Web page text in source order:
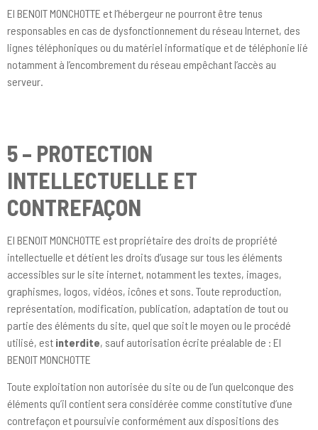
EI BENOIT MONCHOTTE et l’hébergeur ne pourront être tenus
responsables en cas de dysfonctionnement du réseau Internet, des
lignes téléphoniques ou du matériel informatique et de téléphonie lié
notamment à l’encombrement du réseau empêchant l’accès au
serveur.
5 – PROTECTION
INTELLECTUELLE ET
CONTREFAÇON
EI BENOIT MONCHOTTE est propriétaire des droits de propriété
intellectuelle et détient les droits d’usage sur tous les éléments
accessibles sur le site internet, notamment les textes, images,
graphismes, logos, vidéos, icônes et sons. Toute reproduction,
représentation, modification, publication, adaptation de tout ou
partie des éléments du site, quel que soit le moyen ou le procédé
utilisé, est interdite, sauf autorisation écrite préalable de : EI
BENOIT MONCHOTTE
Toute exploitation non autorisée du site ou de l’un quelconque des
éléments qu’il contient sera considérée comme constitutive d’une
contrefaçon et poursuivie conformément aux dispositions des